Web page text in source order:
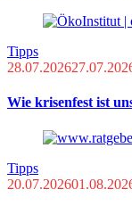
Tipps
28.07.2026
Wie krisenfest ist
Tipps
20.07.2026